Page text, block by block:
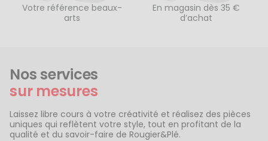
Votre référence beaux-
arts
En magasin dès 35 €
d’achat
Nos services
sur mesures
Laissez libre cours à votre créativité et réalisez des pièces
uniques qui reflètent votre style, tout en profitant de la
qualité et du savoir-faire de Rougier&Plé.